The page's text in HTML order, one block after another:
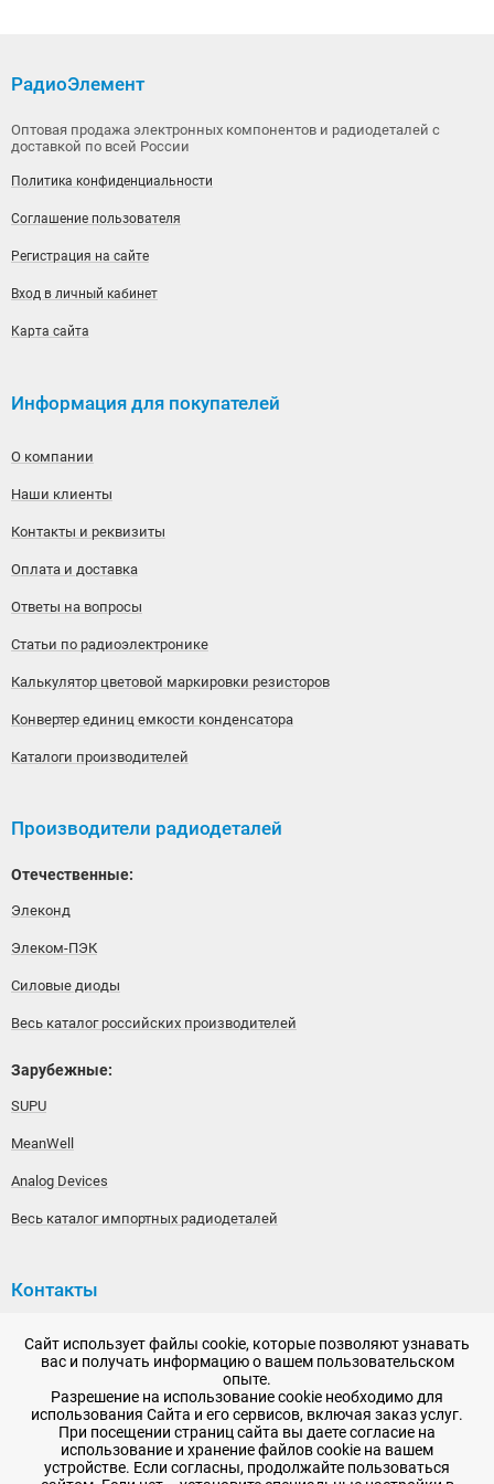
РадиоЭлемент
Оптовая продажа электронных компонентов и радиодеталей с
доставкой по всей России
Политика конфиденциальности
Соглашение пользователя
Регистрация на сайте
Вход в личный кабинет
Карта сайта
Информация для покупателей
О компании
Наши клиенты
Контакты и реквизиты
Оплата и доставка
Ответы на вопросы
Статьи по радиоэлектронике
Калькулятор цветовой маркировки резисторов
Конвертер единиц емкости конденсатора
Каталоги производителей
Производители радиодеталей
Отечественные:
Элеконд
Элеком-ПЭК
Силовые диоды
Весь каталог российских производителей
Зарубежные:
SUPU
MeanWell
Analog Devices
Весь каталог импортных радиодеталей
Контакты
192148, г. Санкт-Петербург, Железнодорожный проспект,
дом 36
+7 (812) 565-06-52
Время работы: пн-пт, 10:00 - 18:00
E-mail:sale@radioelementy.ru
Сайт использует файлы cookie, которые позволяют узнавать
вас и получать информацию о вашем пользовательском
опыте.
Разрешение на использование cookie необходимо для
использования Сайта и его сервисов, включая заказ услуг.
При посещении страниц сайта вы даете согласие на
использование и хранение файлов cookie на вашем
устройстве. Если согласны, продолжайте пользоваться